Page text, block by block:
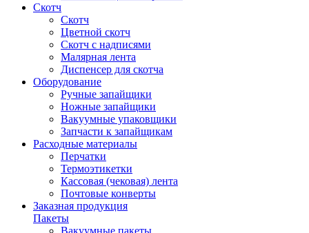
Скотч
Скотч
Цветной скотч
Скотч с надписями
Малярная лента
Диспенсер для скотча
Оборудование
Ручные запайщики
Ножные запайщики
Вакуумные упаковщики
Запчасти к запайщикам
Расходные материалы
Перчатки
Термоэтикетки
Кассовая (чековая) лента
Почтовые конверты
Заказная продукция
Пакеты
Вакуумные пакеты